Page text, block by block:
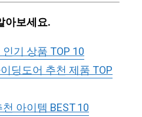
아보세요.
기 상품 TOP 10
딩도어 추천 제품 TOP
아이템 BEST 10